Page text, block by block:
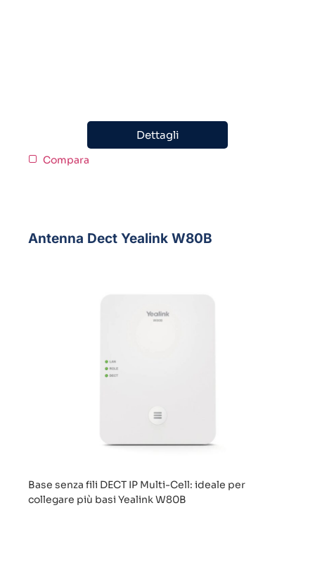
Dettagli
Compara
Antenna Dect Yealink W80B
Base senza fili DECT IP Multi-Cell: ideale per
collegare più basi Yealink W80B